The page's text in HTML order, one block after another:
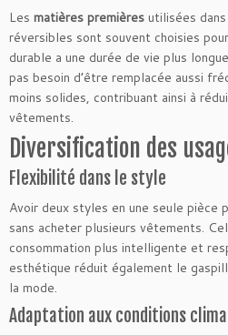
Les matières premières utilisées
réversibles sont souvent choisies
durable a une durée de vie plus
pas besoin d’être remplacée aussi
moins solides, contribuant ainsi à
vêtements.
Diversification des
Flexibilité dans le style
Avoir deux styles en une seule pièce
sans acheter plusieurs vêtements.
consommation plus intelligente et
esthétique réduit également le
la mode.
Adaptation aux conditions